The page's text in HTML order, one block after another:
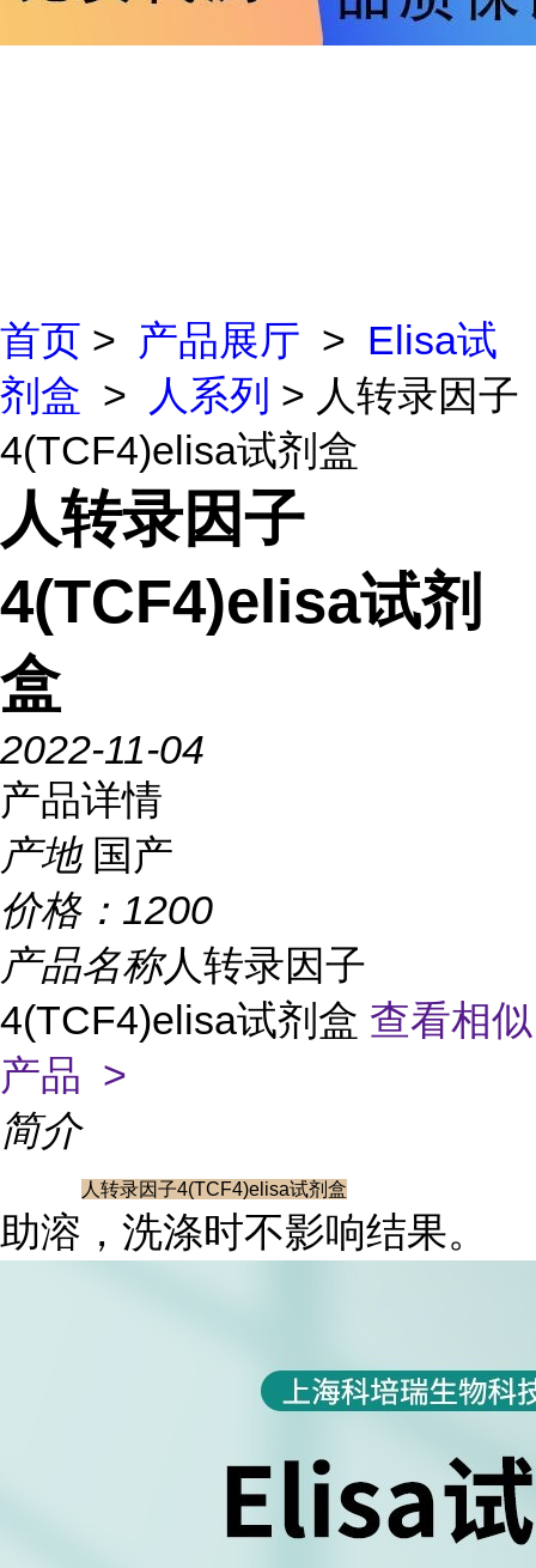
首页 > 产品展厅 > Elisa试
剂盒 > 人系列 > 人转录因子
4(TCF4)elisa试剂盒
人转录因子
4(TCF4)elisa试剂
盒
2022-11-04
产品详情
产地 国产
价格： 1200
产品名称人转录因子
4(TCF4)elisa试剂盒 查看相似
产品 >
简介
人转录因子4(TCF4)elisa试剂盒
助溶，洗涤时不影响结果。